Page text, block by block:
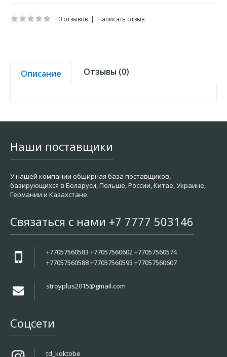
0 отзывов | Написать отзыв
Описание Отзывы (0)
Наши поставщики
У нашей компании обширная база поставщиков,
базирующихся в Беларуси, Польше, России, Китае, Украине,
Германии и Казахстане.
Связаться с нами +7 7777 503146
+77057560583 +77057560602 +77057560574
+77057560588 +77057560593 +77057560607
stroyplus2015@gmail.com
Соцсети
td_koktobe